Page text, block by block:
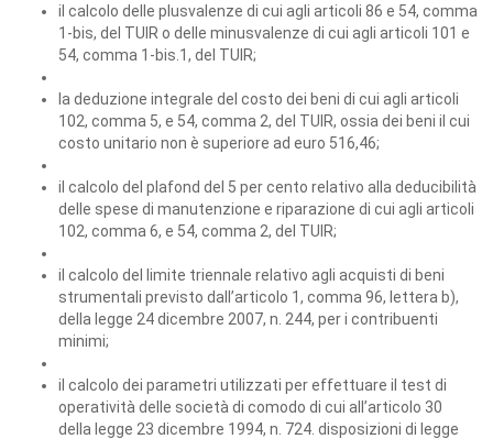
il calcolo delle plusvalenze di cui agli articoli 86 e 54, comma
1-bis, del TUIR o delle minusvalenze di cui agli articoli 101 e
54, comma 1-bis.1, del TUIR;
la deduzione integrale del costo dei beni di cui agli articoli
102, comma 5, e 54, comma 2, del TUIR, ossia dei beni il cui
costo unitario non è superiore ad euro 516,46;
il calcolo del plafond del 5 per cento relativo alla deducibilità
delle spese di manutenzione e riparazione di cui agli articoli
102, comma 6, e 54, comma 2, del TUIR;
il calcolo del limite triennale relativo agli acquisti di beni
strumentali previsto dall’articolo 1, comma 96, lettera b),
della legge 24 dicembre 2007, n. 244, per i contribuenti
minimi;
il calcolo dei parametri utilizzati per effettuare il test di
operatività delle società di comodo di cui all’articolo 30
della legge 23 dicembre 1994, n. 724. disposizioni di legge